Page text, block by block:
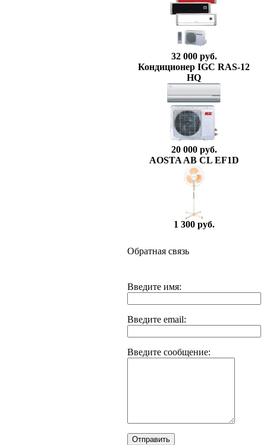
32 000 руб.
Кондиционер IGC RAS-12
HQ
20 000 руб.
AOSTA AB CL EF1D
1 300 руб.
Обратная связь
Введите имя:
Введите email:
Введите сообщение:
Отправить